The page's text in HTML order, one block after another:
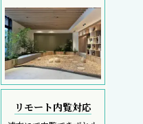
リモート内覧対応